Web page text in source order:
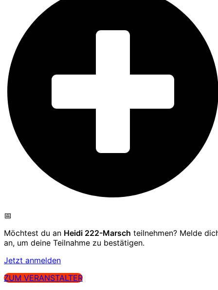
📅
Möchtest du an Heidi 222-Marsch teilnehmen? Melde
an, um deine Teilnahme zu bestätigen.
Jetzt anmelden
ZUM VERANSTALTER